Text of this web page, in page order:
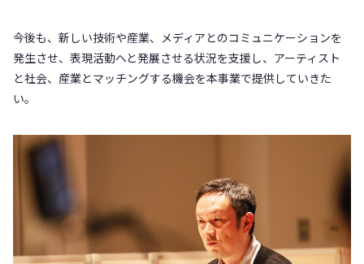
今後も、新しい技術や産業、メディアとのコミュニケーションを
発生させ、表現活動へと発展させる状況を支援し、アーティスト
と社会、産業とマッチングする機会を本事業で提供していきた
い。